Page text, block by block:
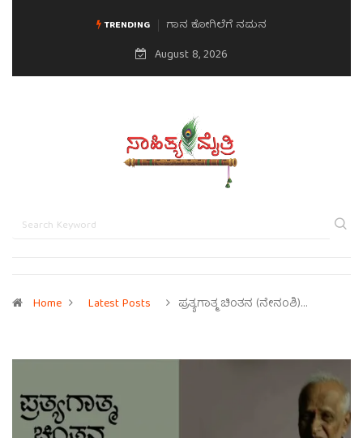
TRENDING ಗಾನ ಕೋಗಿಲೆಗೆ ನಮನ
August 8, 2026
Home Latest Posts ಪ್ರತ್ಯಗಾತ್ಮ ಚಿಂತನ (ನೇನಂಶಿ)…